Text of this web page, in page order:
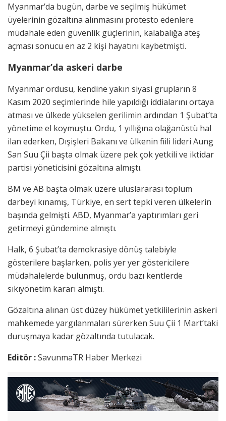
Myanmar’da bugün, darbe ve seçilmiş hükümet
üyelerinin gözaltına alınmasını protesto edenlere
müdahale eden güvenlik güçlerinin, kalabalığa ateş
açması sonucu en az 2 kişi hayatını kaybetmişti.
Myanmar’da askeri darbe
Myanmar ordusu, kendine yakın siyasi grupların 8
Kasım 2020 seçimlerinde hile yapıldığı iddialarını ortaya
atması ve ülkede yükselen gerilimin ardından 1 Şubat’ta
yönetime el koymuştu. Ordu, 1 yıllığına olağanüstü hal
ilan ederken, Dışişleri Bakanı ve ülkenin fiili lideri Aung
San Suu Çii başta olmak üzere pek çok yetkili ve iktidar
partisi yöneticisini gözaltına almıştı.
BM ve AB başta olmak üzere uluslararası toplum
darbeyi kınamış, Türkiye, en sert tepki veren ülkelerin
başında gelmişti. ABD, Myanmar’a yaptırımları geri
getirmeyi gündemine almıştı.
Halk, 6 Şubat’ta demokrasiye dönüş talebiyle
gösterilere başlarken, polis yer yer göstericilere
müdahalelerde bulunmuş, ordu bazı kentlerde
sıkıyönetim kararı almıştı.
Gözaltına alınan üst düzey hükümet yetkililerinin askeri
mahkemede yargılanmaları sürerken Suu Çii 1 Mart’taki
duruşmaya kadar gözaltında tutulacak.
Editör :SavunmaTR Haber Merkezi